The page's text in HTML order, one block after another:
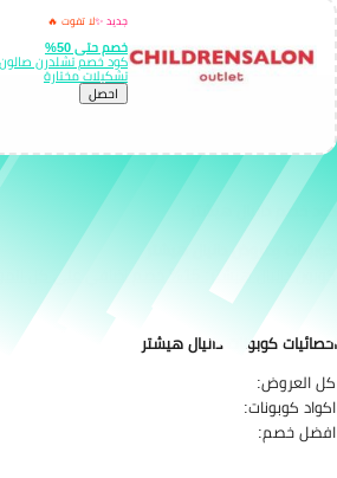
جديد ✨لا تفوت 🔥
خصم حتى 50%
تشكيلات مختارة
احصل
كود خصم دانيال هيشتر
كوبونات وعروض دانيال هيشتر
كوبون دانيال هيشتر: 15% خصم اضافي على كل الموقع
احصائيات كوبونات دانيال هيشتر
كل العروض:
اكواد كوبونات:
افضل خصم: